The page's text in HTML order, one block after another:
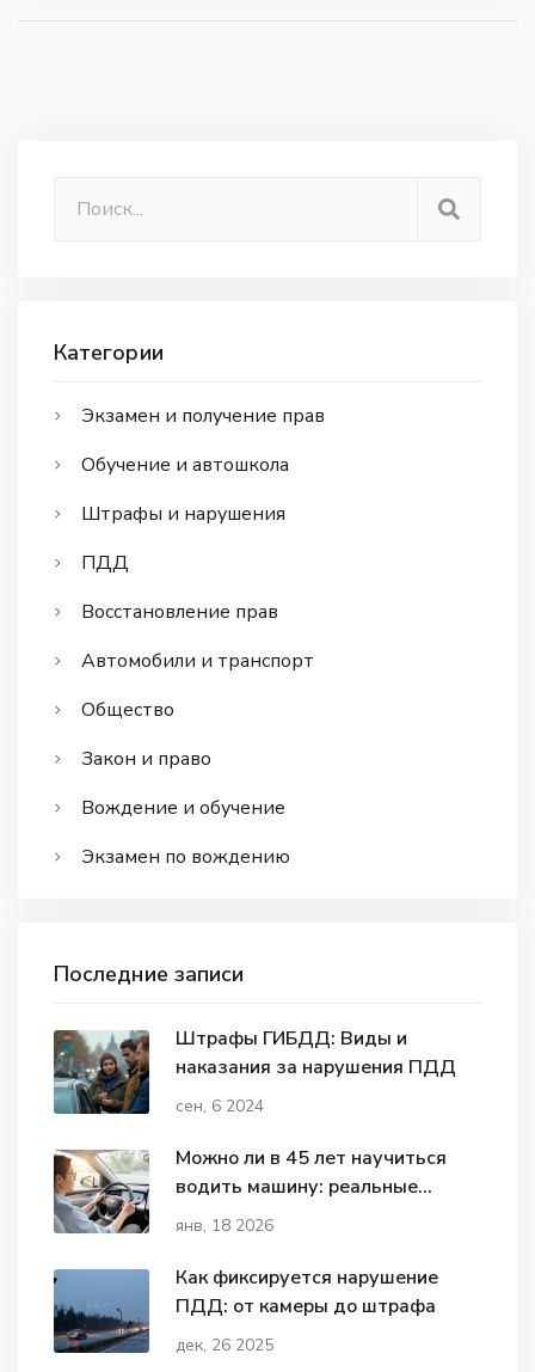
Категории
Экзамен и получение прав
Обучение и автошкола
Штрафы и нарушения
ПДД
Восстановление прав
Автомобили и транспорт
Общество
Закон и право
Вождение и обучение
Экзамен по вождению
Последние записи
Штрафы ГИБДД: Виды и
наказания за нарушения ПДД
сен, 6 2024
Можно ли в 45 лет научиться
водить машину: реальные
шансы, шаги и советы
янв, 18 2026
Как фиксируется нарушение
ПДД: от камеры до штрафа
дек, 26 2025